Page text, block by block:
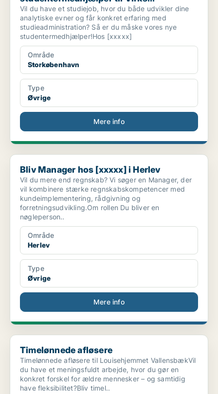
Vil du have et studiejob, hvor du både udvikler dine
analytiske evner og får konkret erfaring med
studieadministration? Så er du måske vores nye
studentermedhjælper!Hos [xxxxx]
Område
Storkøbenhavn
Type
Øvrige
Mere info
Bliv Manager hos [xxxxx] i Herlev
Bliv Manager hos [xxxxx] i Herlev
Vil du mere end regnskab? Vi søger en Manager, der
vil kombinere stærke regnskabskompetencer med
kundeimplementering, rådgivning og
forretningsudvikling.Om rollen Du bliver en
nøgleperson..
Område
Herlev
Type
Øvrige
Mere info
Timelønnede afløsere
Timelønnede afløsere
Timelønnede afløsere til Louisehjemmet VallensbækVil
du have et meningsfuldt arbejde, hvor du gør en
konkret forskel for ældre mennesker – og samtidig
have fleksibilitet?Bliv timel..